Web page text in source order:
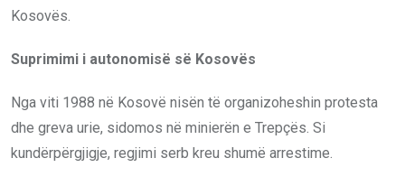
Kosovës.
Suprimimi i autonomisë së Kosovës
Nga viti 1988 në Kosovë nisën të organizoheshin protesta
dhe greva urie, sidomos në minierën e Trepçës. Si
kundërpërgjigje, regjimi serb kreu shumë arrestime.